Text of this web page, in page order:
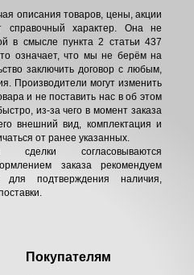
описания товаров, цены, акции
справочный характер. Она не
в смысле пункта 2 статьи 437
означает, что мы не берём на
заключить договор с любым,
Производители могут изменить
и не поставить нас в об этом
из-за чего в момент заказа
внешний вид, комплектация и
от ранее указанных.
сделки согласовываются
заказа рекомендуем
подтверждения наличия,
Покупателям